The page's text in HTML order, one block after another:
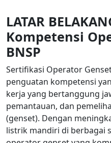
LATAR
Kompetensi
BNSP
Sertifikasi Operator
penguatan kompetensi
kerja yang bertanggung
pemantauan, dan
(genset). Dengan
listrik mandiri di berbagai